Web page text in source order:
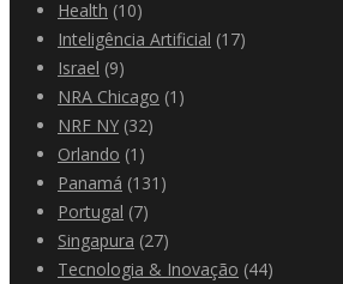
Health (10)
Inteligência Artificial (17)
Israel (9)
NRA Chicago (1)
NRF NY (32)
Orlando (1)
Panamá (131)
Portugal (7)
Singapura (27)
Tecnologia & Inovação (44)